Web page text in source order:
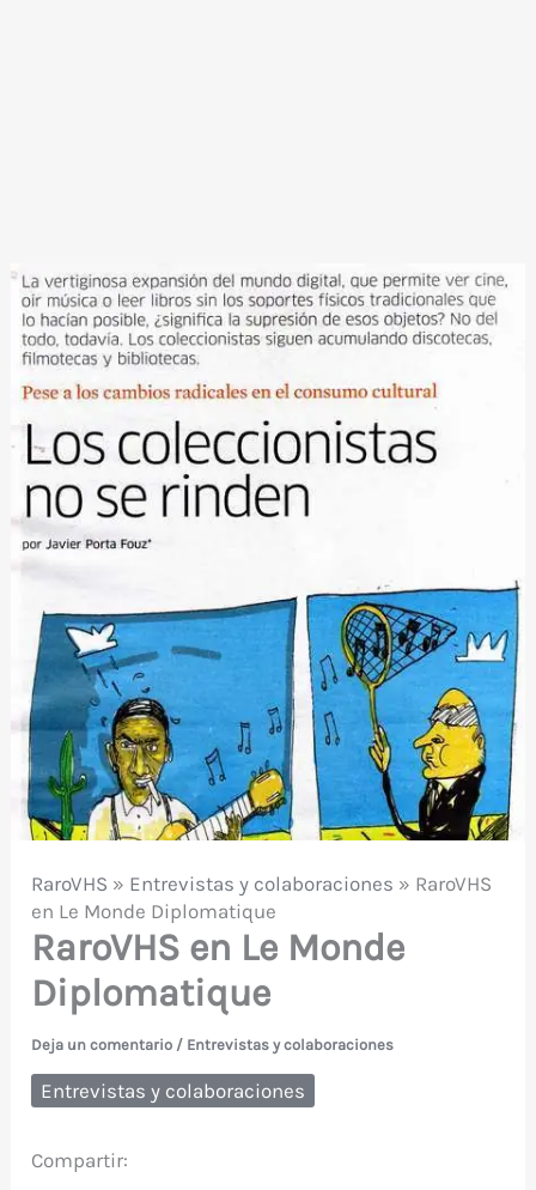
RaroVHS » Entrevistas y colaboraciones » RaroVHS
en Le Monde Diplomatique
RaroVHS en Le Monde
Diplomatique
Deja un comentario / Entrevistas y colaboraciones
Entrevistas y colaboraciones
Compartir: